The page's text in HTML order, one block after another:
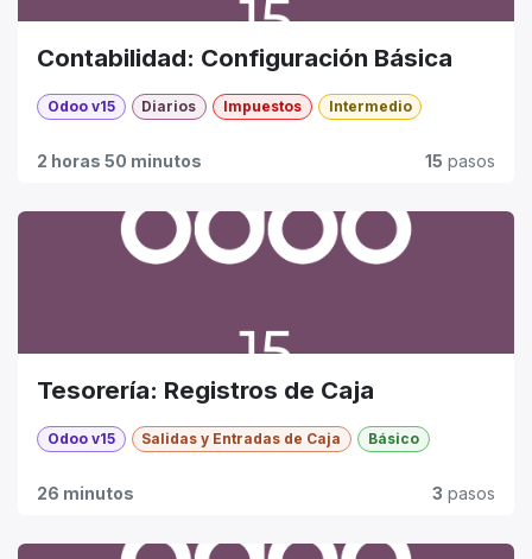
Contabilidad: Configuración Básica
Odoo v15 Diarios Impuestos Intermedio
2 horas 50 minutos 15 pasos
Tesorería: Registros de Caja
Odoo v15 Salidas y Entradas de Caja Básico
26 minutos 3 pasos